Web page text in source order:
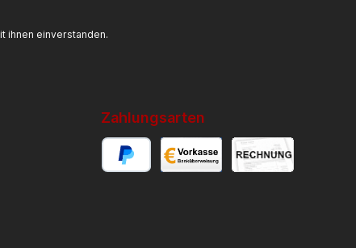
ihnen einverstanden.
Zahlungsarten